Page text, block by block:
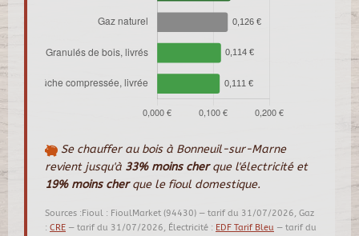
Se chauffer au bois à Bonneuil-sur-Marne
revient jusqu'à 33% moins cherque l'électricité et
19% moins cherque le fioul domestique.
Sources :Fioul : FioulMarket (94430) — tarif du 31/07/2026, Gaz
: CRE — tarif du 31/07/2026, Électricité : EDF Tarif Bleu — tarif du